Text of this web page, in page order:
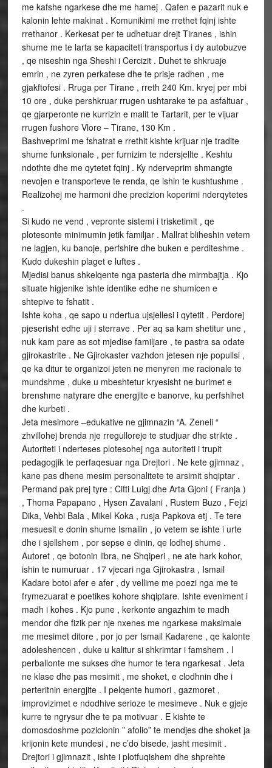
me kafshe ngarkese dhe me hamej . Qafen e pazarit nuk e
kalonin lehte makinat . Komunikimi me rrethet fqinj ishte
rrethanor . Kerkesat per te udhetuar drejt Tiranes , ishin
shume me te larta se kapaciteti transportus i dy autobuzve
, qe niseshin nga Sheshi i Cercizit . Duhet te shkruaje
emrin , ne zyren perkatese dhe te prisje radhen , me
gjakftofesi . Rruga per Tirane , rreth 240 Km. kryej per mbi
10 ore , duke pershkruar rrugen ushtarake te pa asfaltuar ,
qe gjarperonte ne kurrizin e malit te Tartarit, per te vijuar
rrugen fushore Vlore – Tirane, 130 Km .
Bashveprimi me fshatrat e rrethit kishte krijuar nje tradite
shume funksionale , per furnizim te ndersjellte . Keshtu
ndothte dhe me qytetet fqinj . Ky nderveprim shmangte
nevojen e transporteve te renda, qe ishin te kushtushme .
Realizohej me harmoni dhe precizion koperimi nderqytetes
.
Si kudo ne vend , vepronte sistemi i trisketimit , qe
plotesonte minimumin jetik familjar . Mallrat bliheshin vetem
ne lagjen, ku banoje, perfshire dhe buken e perditeshme .
Kudo dukeshin plaget e luftes .
Mjedisi banus shkelqente nga pasteria dhe mirmbajtja . Kjo
situate higjenike ishte identike edhe ne shumicen e
shtepive te fshatit .
Ishte koha , qe sapo u ndertua ujsjellesi i qytetit . Perdorej
pjeserisht edhe uji i sterrave . Per aq sa kam shetitur une ,
nuk kam pare as sot mjedise familjare , te pastra sa odate
gjirokastrite . Ne Gjirokaster vazhdon jetesen nje popullsi ,
qe ka ditur te organizoi jeten ne menyren me racionale te
mundshme , duke u mbeshtetur kryesisht ne burimet e
brenshme natyrare dhe energjite e banorve, ku perfshihet
dhe kurbeti .
Jeta mesimore –edukative ne gjimnazin “A. Zeneli “
zhvillohej brenda nje rregulloreje te studjuar dhe strikte .
Autoriteti i nderteses plotesohej nga autoriteti i trupit
pedagogjik te perfaqesuar nga Drejtori . Ne kete gjimnaz ,
kane pas dhene mesim personalitete te arsimit shqiptar .
Permand pak prej tyre : Cifti Luigj dhe Arta Gjoni ( Franja )
, Thoma Papapano , Hysen Zavalani , Rustem Buzo , Fejzi
Dika, Vehbi Bala , Mikel Koka , rusja Papkova etj . Te tere
mesuesit e donin shume Ismailin , jo vetem se ishte i urte
dhe i sjellshem , por sepse e dinin, qe lodhej shume .
Autoret , qe botonin libra, ne Shqiperi , ne ate hark kohor,
ishin te numuruar . 17 vjecari nga Gjirokastra , Ismail
Kadare botoi afer e afer , dy vellime me poezi nga me te
frymezuarat e poetikes kohore shqiptare. Ishte eveniment i
madh i kohes . Kjo pune , kerkonte angazhim te madh
mendor dhe fizik per nje nxenes me ngarkese maksimale
me mesimet ditore , por jo per Ismail Kadarene , qe kalonte
adoleshencen , duke u kalitur si shkrimtar i famshem . I
perballonte me sukses dhe humor te tera ngarkesat . Jeta
ne klase dhe pas mesimit , me shoket, e clodhnin dhe i
perteritnin energjite . I pelqente humori , gazmoret ,
improvizimet e ndodhive serioze te mesimeve . Nuk e gjeje
kurre te ngrysur dhe te pa motivuar . E kishte te
domosdoshme pozicionin ” afolio” te mendjes dhe shoket ja
krijonin kete mundesi , ne c’do bisede, jasht mesimit .
Drejtori i gjimnazit , ishte i plotfuqishem dhe shprehte